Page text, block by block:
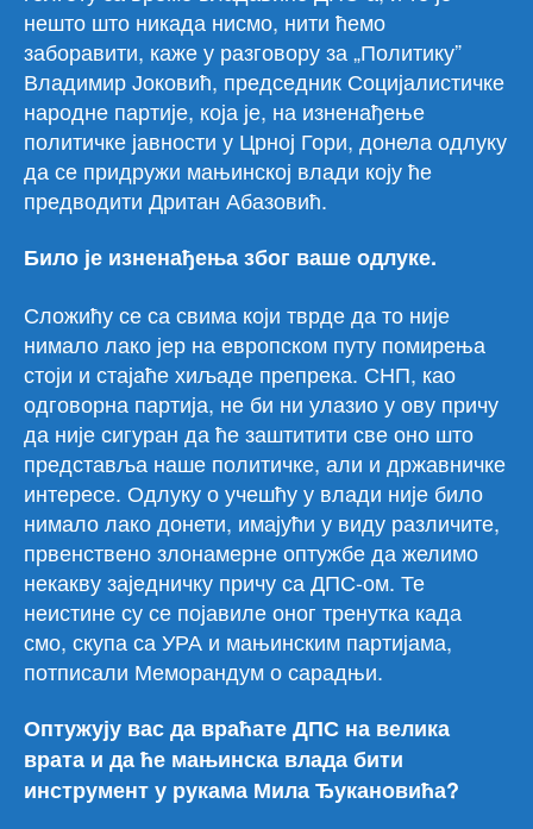
нешто што никада нисмо, нити ћемо
заборавити, каже у разговору за „Политику”
Владимир Јоковић, председник Социјалистичке
народне партије, која је, на изненађење
политичке јавности у Црној Гори, донела одлуку
да се придружи мањинској влади коју ће
предводити Дритан Абазовић.
Било је изненађења због ваше одлуке.
Сложићу се са свима који тврде да то није
нимало лако јер на европском путу помирења
стоји и стајаће хиљаде препрека. СНП, као
одговорна партија, не би ни улазио у ову причу
да није сигуран да ће заштитити све оно што
представља наше политичке, али и државничке
интересе. Одлуку о учешћу у влади није било
нимало лако донети, имајући у виду различите,
првенствено злонамерне оптужбе да желимо
некакву заједничку причу са ДПС-ом. Те
неистине су се појавиле оног тренутка када
смо, скупа са УРА и мањинским партијама,
потписали Меморандум о сарадњи.
Оптужују вас да враћате ДПС на велика
врата и да ће мањинска влада бити
инструмент у рукама Мила Ђукановића?